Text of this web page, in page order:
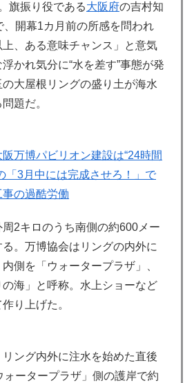
旗振り役である大阪府の吉村知
、開幕1カ月前の所感を問われ
上、ある意味チャンス」と意気
かれ気分に“水を差す”事態が発
大屋根リングの盛り土が海水
題だ。
阪万博パビリオン建設は“24時間
「3月中には完成させろ！」で
の過酷労働
2キロのうち南側の約600メー
る。万博協会はリングの内外に
側を「ウォータープラザ」、
海」と呼称。水上ショーなど
り上げた。
ング内外に注水を始めた直後
ータープラザ」側の護岸で約